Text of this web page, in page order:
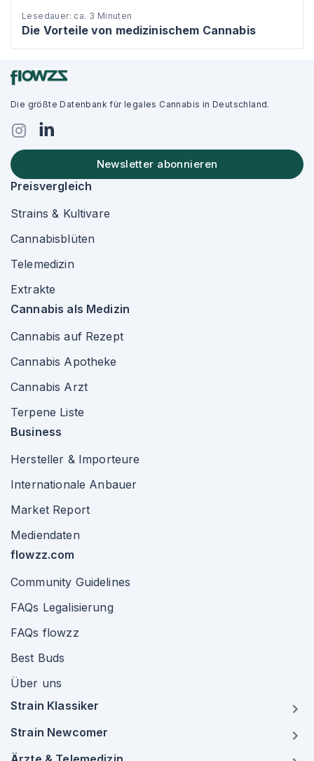
Lesedauer: ca. 3 Minuten
Die Vorteile von medizinischem Cannabis
Die größte Datenbank für legales Cannabis in Deutschland.
Newsletter abonnieren
Preisvergleich
Strains & Kultivare
Cannabisblüten
Telemedizin
Extrakte
Cannabis als Medizin
Cannabis auf Rezept
Cannabis Apotheke
Cannabis Arzt
Terpene Liste
Business
Hersteller & Importeure
Internationale Anbauer
Market Report
Mediendaten
flowzz.com
Community Guidelines
FAQs Legalisierung
FAQs flowzz
Best Buds
Über uns
Strain Klassiker
Strain Newcomer